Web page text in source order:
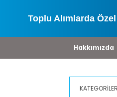
Toplu Alımlarda
Hakkımızda